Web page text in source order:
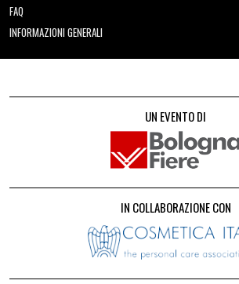
FAQ
INFORMAZIONI GENERALI
UN EVENTO DI
IN COLLABORAZIONE CON